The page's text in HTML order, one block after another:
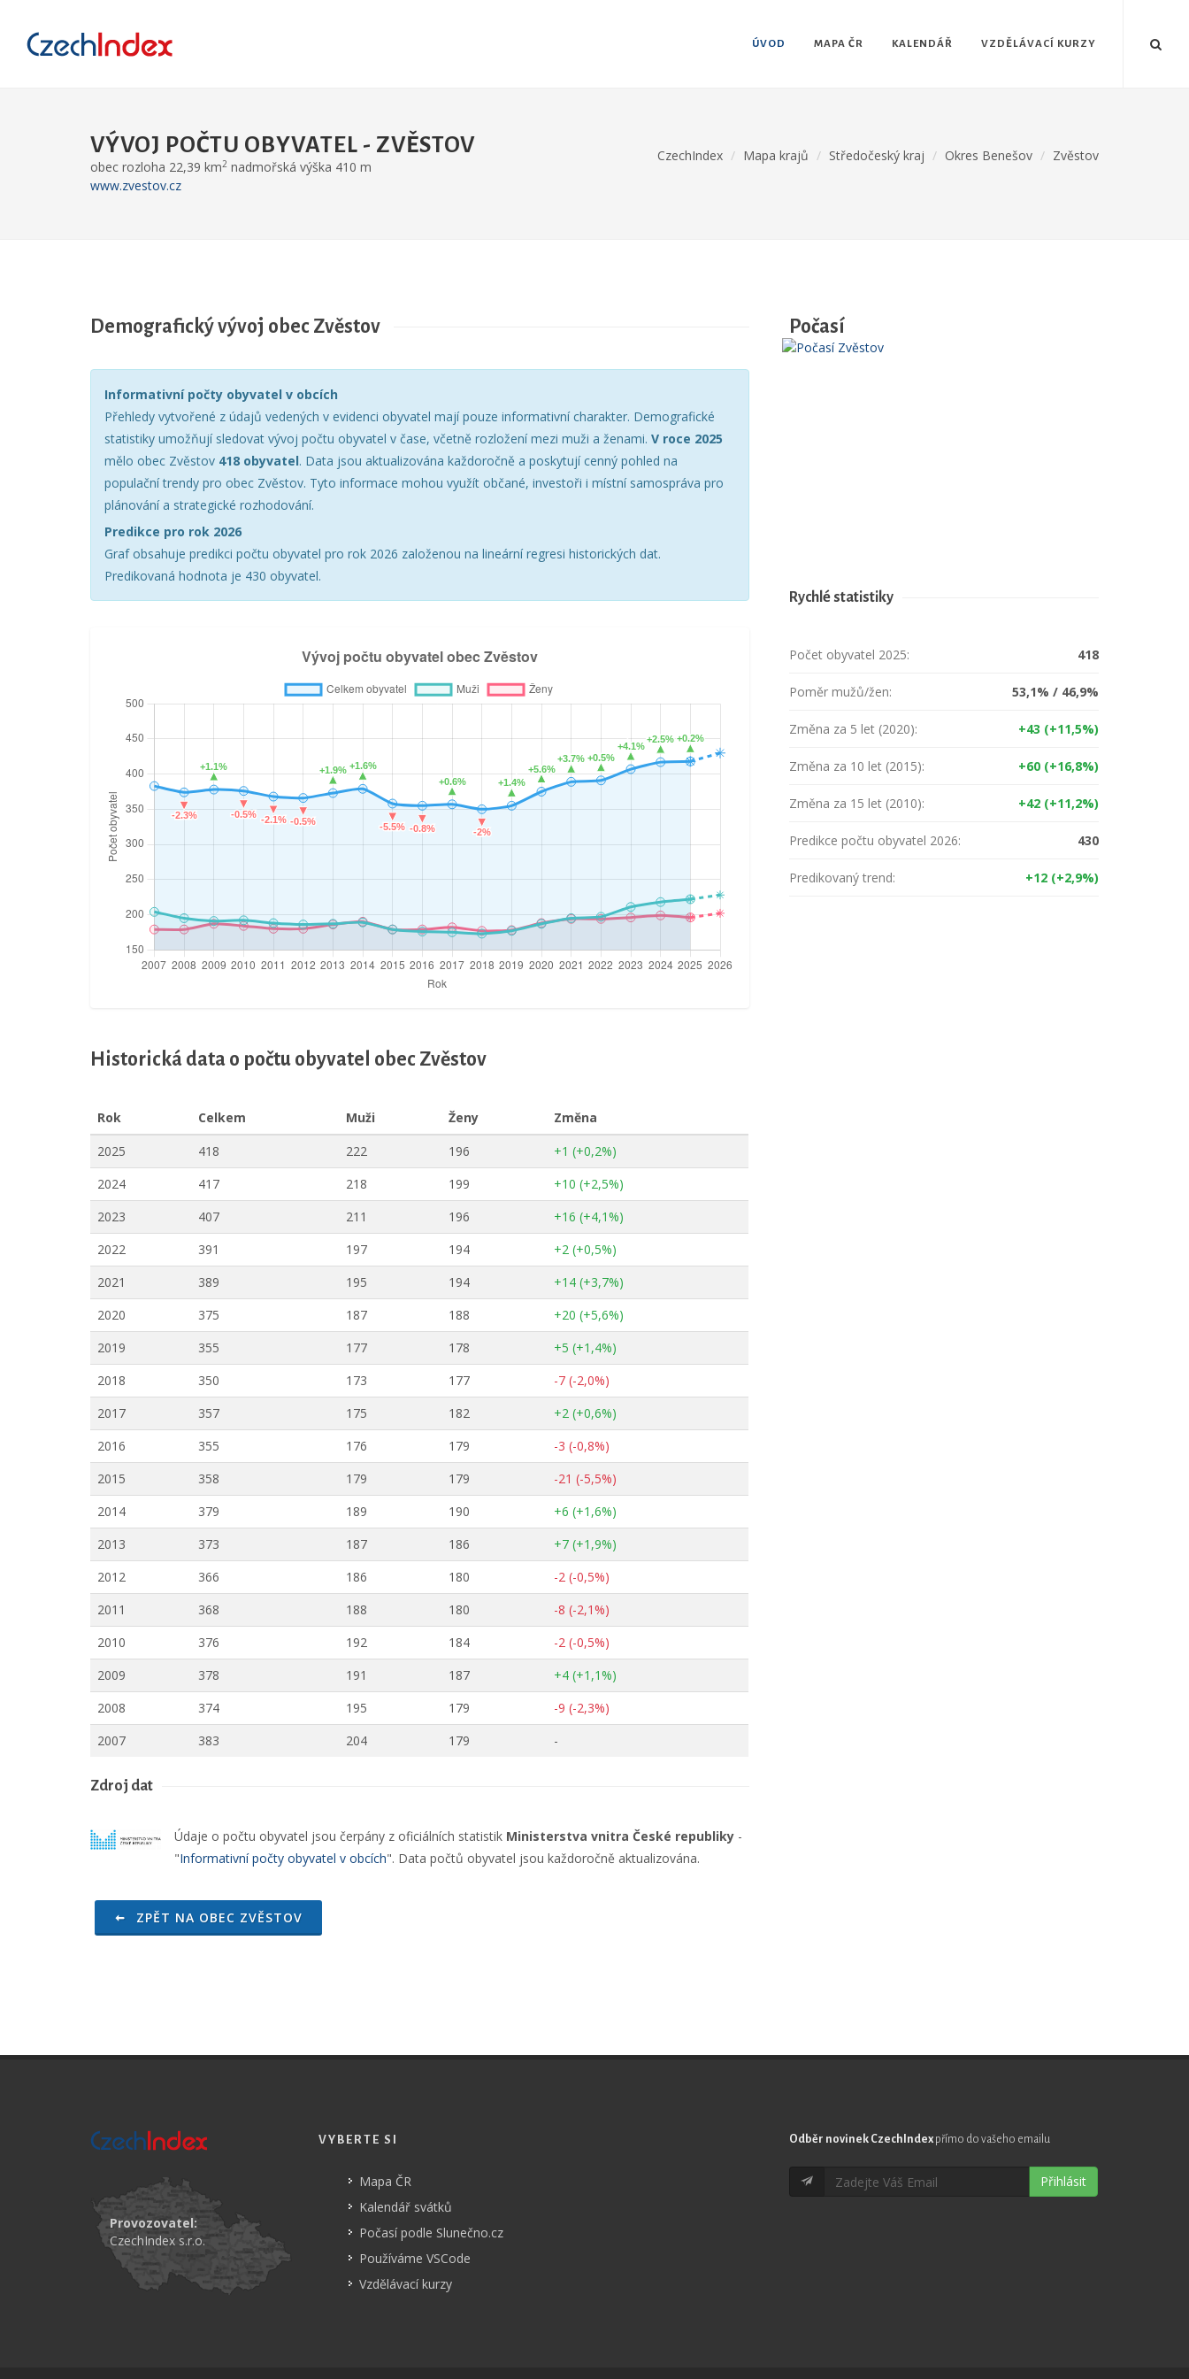
ÚVOD MAPA ČR KALENDÁŘ VZDĚLÁVACÍ KURZY
VÝVOJ POČTU OBYVATEL - ZVĚSTOV
obec rozloha 22,39 km2 nadmořská výška 410 m
www.zvestov.cz
CzechIndex Mapa krajů Středočeský kraj Okres Benešov Zvěstov
Demografický vývoj obec Zvěstov
Informativní počty obyvatel v obcích
Přehledy vytvořené z údajů vedených v evidenci obyvatel mají pouze informativní charakter. Demografické
statistiky umožňují sledovat vývoj počtu obyvatel v čase, včetně rozložení mezi muži a ženami. V roce 2025
mělo obec Zvěstov 418 obyvatel. Data jsou aktualizována každoročně a poskytují cenný pohled na
populační trendy pro obec Zvěstov. Tyto informace mohou využít občané, investoři i místní samospráva pro
plánování a strategické rozhodování.
Predikce pro rok 2026
Graf obsahuje predikci počtu obyvatel pro rok 2026 založenou na lineární regresi historických dat.
Predikovaná hodnota je 430 obyvatel.
Historická data o počtu obyvatel obec Zvěstov
Rok Celkem Muži Ženy
Změna
2025
418 222 196
+1 (+0,2%)
2024
417 218 199
+10 (+2,5%)
2023
407 211 196
+16 (+4,1%)
2022
391 197 194
+2 (+0,5%)
2021
389 195 194
+14 (+3,7%)
2020
375 187 188
+20 (+5,6%)
2019
355 177 178
+5 (+1,4%)
2018
350 173 177
-7 (-2,0%)
2017
357 175 182
+2 (+0,6%)
2016
355 176 179
-3 (-0,8%)
2015
358 179 179
-21 (-5,5%)
2014
379 189 190
+6 (+1,6%)
2013
373 187 186
+7 (+1,9%)
2012
366 186 180
-2 (-0,5%)
2011
368 188 180
-8 (-2,1%)
2010
376 192 184
-2 (-0,5%)
2009
378 191 187
+4 (+1,1%)
2008
374 195 179
-9 (-2,3%)
2007
383 204 179 -
Zdroj dat
Údaje o počtu obyvatel jsou čerpány z oficiálních statistik Ministerstva vnitra České republiky -
"Informativní počty obyvatel v obcích". Data počtů obyvatel jsou každoročně aktualizována.
ZPĚT NA OBEC ZVĚSTOV
Počasí
Rychlé statistiky
Počet obyvatel 2025: 418
Poměr mužů/žen: 53,1% / 46,9%
Změna za 5 let (2020): +43 (+11,5%)
Změna za 10 let (2015): +60 (+16,8%)
Změna za 15 let (2010): +42 (+11,2%)
Predikce počtu obyvatel 2026: 430
Predikovaný trend: +12 (+2,9%)
Provozovatel:
CzechIndex s.r.o.
VYBERTE SI
Mapa ČR
Kalendář svátků
Počasí podle Slunečno.cz
Používáme VSCode
Vzdělávací kurzy
Odběr novinek CzechIndex přímo do vašeho emailu
Přihlásit